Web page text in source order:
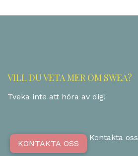
VILL DU VETA MER OM SWEA?
Tveka inte att höra av dig!
KONTAKTA OSS
Kontakta oss